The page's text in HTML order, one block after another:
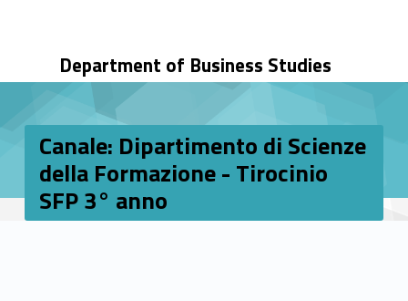
Department of Business Studies
Canale: Dipartimento di Scienze
della Formazione - Tirocinio
SFP 3° anno